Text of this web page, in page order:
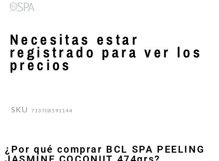
Necesitas estar
registrado para ver los
precios
SKU 713708591144
¿Por qué comprar BCL SPA PEELING